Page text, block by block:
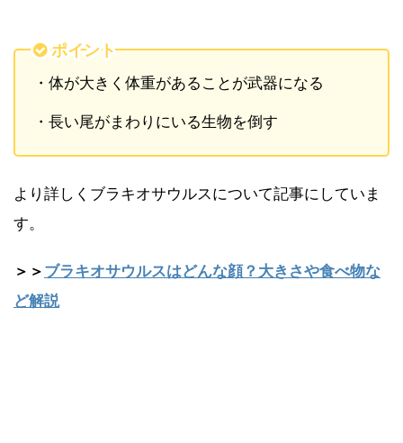
ポイント
・体が大きく体重があることが武器になる
・長い尾がまわりにいる生物を倒す
より詳しくブラキオサウルスについて記事にしていま
す。
＞＞ ブラキオサウルスはどんな顔？大きさや食べ物な
ど解説